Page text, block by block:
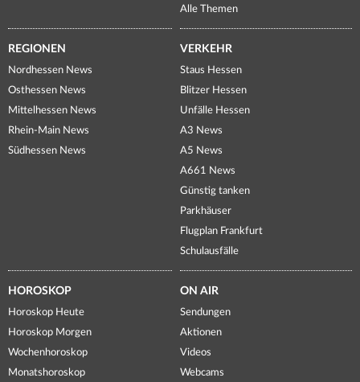
Alle Themen
REGIONEN
Nordhessen News
Osthessen News
Mittelhessen News
Rhein-Main News
Südhessen News
VERKEHR
Staus Hessen
Blitzer Hessen
Unfälle Hessen
A3 News
A5 News
A661 News
Günstig tanken
Parkhäuser
Flugplan Frankfurt
Schulausfälle
HOROSKOP
Horoskop Heute
Horoskop Morgen
Wochenhoroskop
Monatshoroskop
ON AIR
Sendungen
Aktionen
Videos
Webcams